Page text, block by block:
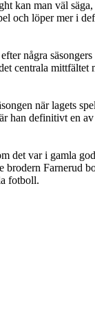
kan man väl
löper mer i
några
centrala mittfältet
när lagets
han definitivt en
var i gamla
Farnerud
fotboll.